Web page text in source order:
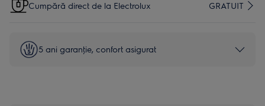
Cumpără direct de la Electrolux GRATUIT
5 ani garanţie, confort asigurat